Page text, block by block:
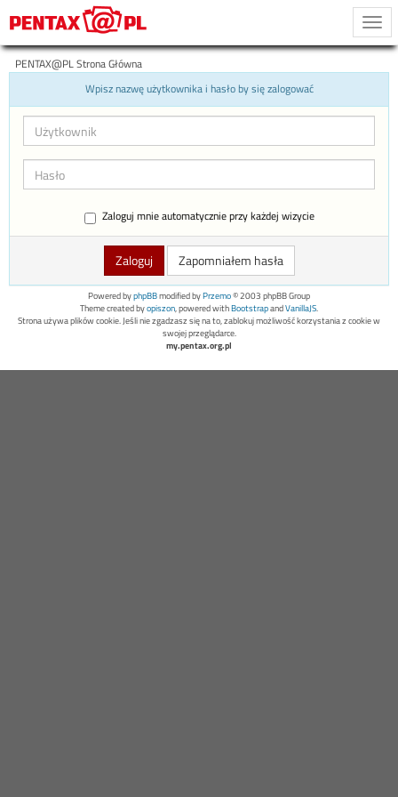
PENTAX@PL Strona Główna
Wpisz nazwę użytkownika i hasło by się zalogować
Zaloguj mnie automatycznie przy każdej wizycie
Zapomniałem hasła
Powered byphpBBmodified byPrzemo© 2003 phpBB Group
Theme created byopiszon, powered withBootstrapandVanillaJS.
Strona używa plików cookie. Jeśli nie zgadzasz się na to, zablokuj możliwość korzystania z cookie w
swojej przeglądarce.
my.pentax.org.pl